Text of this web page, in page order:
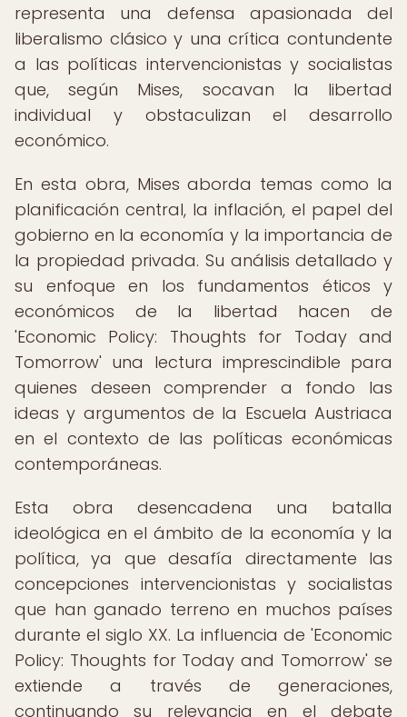
representa una defensa apasionada del
liberalismo clásico y una crítica contundente
a las políticas intervencionistas y socialistas
que, según Mises, socavan la libertad
individual y obstaculizan el desarrollo
económico.
En esta obra, Mises aborda temas como la
planificación central, la inflación, el papel del
gobierno en la economía y la importancia de
la propiedad privada. Su análisis detallado y
su enfoque en los fundamentos éticos y
económicos de la libertad hacen de
'Economic Policy: Thoughts for Today and
Tomorrow' una lectura imprescindible para
quienes deseen comprender a fondo las
ideas y argumentos de la Escuela Austriaca
en el contexto de las políticas económicas
contemporáneas.
Esta obra desencadena una batalla
ideológica en el ámbito de la economía y la
política, ya que desafía directamente las
concepciones intervencionistas y socialistas
que han ganado terreno en muchos países
durante el siglo XX. La influencia de 'Economic
Policy: Thoughts for Today and Tomorrow' se
extiende a través de generaciones,
continuando su relevancia en el debate